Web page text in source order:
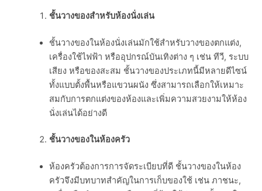
ชั้นวางของสำหรับห้องนั่งเล่น
ชั้นวางของในห้องนั่งเล่นมักใช้สำหรับวางของตกแต่ง,
เครื่องใช้ไฟฟ้า หรืออุปกรณ์บันเทิงต่าง ๆ เช่น ทีวี, ระบบ
เสียง หรือของสะสม ชั้นวางของประเภทนี้มีหลายดีไซน์
ทั้งแบบตั้งพื้นหรือแขวนผนัง ซึ่งสามารถเลือกให้เหมาะ
สมกับการตกแต่งของห้องและเพิ่มความสวยงามให้ห้อง
นั่งเล่นได้อย่างดี
ชั้นวางของในห้องครัว
ห้องครัวต้องการการจัดระเบียบที่ดี ชั้นวางของในห้อง
ครัวจึงมีบทบาทสำคัญในการเก็บของใช้ เช่น ภาชนะ,